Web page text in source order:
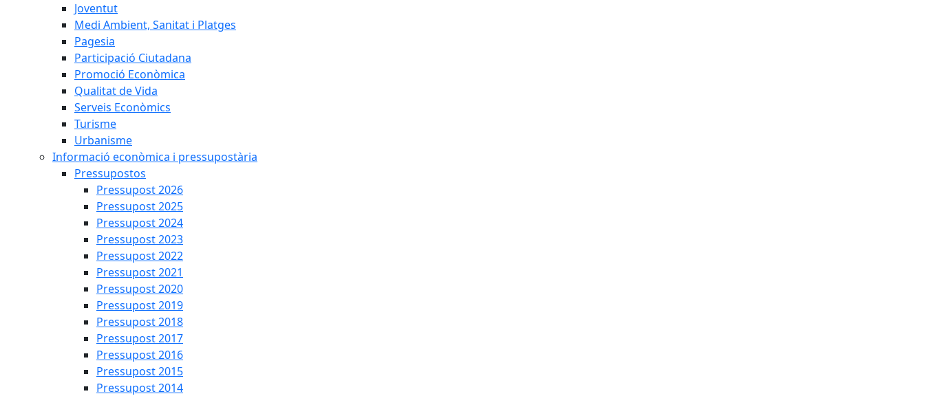
Joventut
Medi Ambient, Sanitat i Platges
Pagesia
Participació Ciutadana
Promoció Econòmica
Qualitat de Vida
Serveis Econòmics
Turisme
Urbanisme
Informació econòmica i pressupostària
Pressupostos
Pressupost 2026
Pressupost 2025
Pressupost 2024
Pressupost 2023
Pressupost 2022
Pressupost 2021
Pressupost 2020
Pressupost 2019
Pressupost 2018
Pressupost 2017
Pressupost 2016
Pressupost 2015
Pressupost 2014